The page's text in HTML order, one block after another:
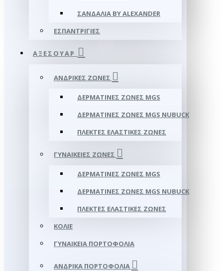
ΣΑΝΔΆΛΙΑ BY ALEXANDER
ΕΣΠΑΝΤΡΊΓΙΕΣ
ΑΞΕΣΟΥΑΡ
ΑΝΔΡΙΚΈΣ ΖΏΝΕΣ
ΔΕΡΜΆΤΙΝΕΣ ΖΏΝΕΣ MGS
ΔΕΡΜΆΤΙΝΕΣ ΖΏΝΕΣ MGS NUBUCK
ΠΛΕΚΤΈΣ ΕΛΑΣΤΙΚΈΣ ΖΏΝΕΣ
ΓΥΝΑΙΚΕΊΕΣ ΖΏΝΕΣ
ΔΕΡΜΆΤΙΝΕΣ ΖΏΝΕΣ MGS
ΔΕΡΜΆΤΙΝΕΣ ΖΏΝΕΣ MGS NUBUCK
ΠΛΕΚΤΈΣ ΕΛΑΣΤΙΚΈΣ ΖΏΝΕΣ
ΚΟΛΙΈ
ΓΥΝΑΙΚΕΊΑ ΠΟΡΤΟΦΌΛΙΑ
ΑΝΔΡΙΚΆ ΠΟΡΤΟΦΌΛΙΑ